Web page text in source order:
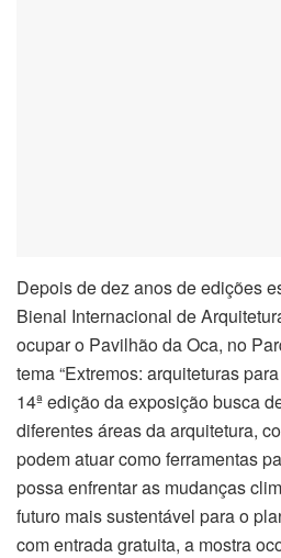
Depois de dez anos de edições
Bienal Internacional de
ocupar o Pavilhão da Oca, no
tema “Extremos: arquiteturas
14ª edição da exposição busca
diferentes áreas da arquitetura,
podem atuar como ferramentas
possa enfrentar as mudanças
futuro mais sustentável para o
com entrada gratuita, a mostra